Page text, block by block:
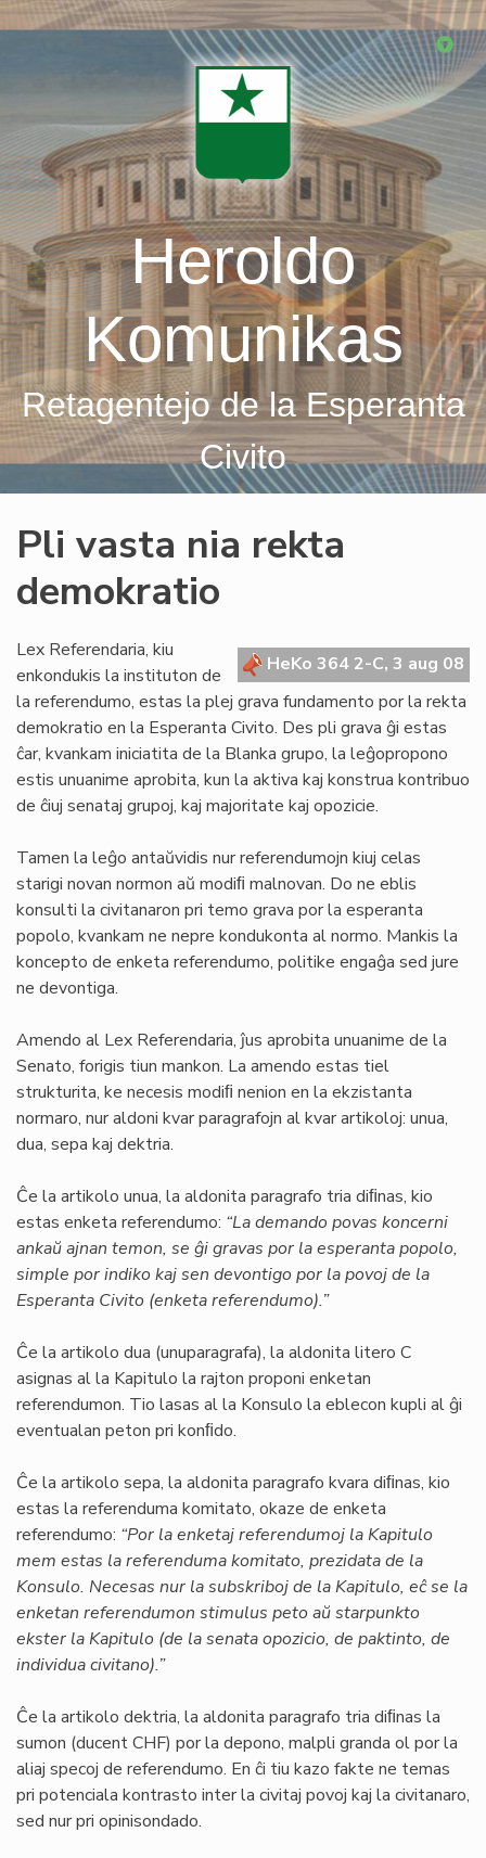
Skip
Heroldo
Komunikas
Retagentejo de la Esperanta
Civito
Pli vasta nia rekta
demokratio
HeKo 364 2-C, 3 aug 08
Lex Referendaria, kiu
enkondukis la instituton de
la referendumo, estas la plej grava fundamento por la rekta
demokratio en la Esperanta Civito. Des pli grava ĝi estas
ĉar, kvankam iniciatita de la Blanka grupo, la leĝopropono
estis unuanime aprobita, kun la aktiva kaj konstrua kontribuo
de ĉiuj senataj grupoj, kaj majoritate kaj opozicie.
Tamen la leĝo antaŭvidis nur referendumojn kiuj celas
starigi novan normon aŭ modiﬁ malnovan. Do ne eblis
konsulti la civitanaron pri temo grava por la esperanta
popolo, kvankam ne nepre kondukonta al normo. Mankis la
koncepto de enketa referendumo, politike engaĝa sed jure
ne devontiga.
Amendo al Lex Referendaria, ĵus aprobita unuanime de la
Senato, forigis tiun mankon. La amendo estas tiel
strukturita, ke necesis modiﬁ nenion en la ekzistanta
normaro, nur aldoni kvar paragrafojn al kvar artikoloj: unua,
dua, sepa kaj dektria.
Ĉe la artikolo unua, la aldonita paragrafo tria diﬁnas, kio
estas enketa referendumo: “La demando povas koncerni
ankaŭ ajnan temon, se ĝi gravas por la esperanta popolo,
simple por indiko kaj sen devontigo por la povoj de la
Esperanta Civito (enketa referendumo).”
Ĉe la artikolo dua (unuparagrafa), la aldonita litero C
asignas al la Kapitulo la rajton proponi enketan
referendumon. Tio lasas al la Konsulo la eblecon kupli al ĝi
eventualan peton pri konﬁdo.
Ĉe la artikolo sepa, la aldonita paragrafo kvara diﬁnas, kio
estas la referenduma komitato, okaze de enketa
referendumo: “Por la enketaj referendumoj la Kapitulo
mem estas la referenduma komitato, prezidata de la
Konsulo. Necesas nur la subskriboj de la Kapitulo, eĉ se la
enketan referendumon stimulus peto aŭ starpunkto
ekster la Kapitulo (de la senata opozicio, de paktinto, de
individua civitano).”
Ĉe la artikolo dektria, la aldonita paragrafo tria diﬁnas la
sumon (ducent CHF) por la depono, malpli granda ol por la
aliaj specoj de referendumo. En ĉi tiu kazo fakte ne temas
pri potenciala kontrasto inter la civitaj povoj kaj la civitanaro,
sed nur pri opinisondado.